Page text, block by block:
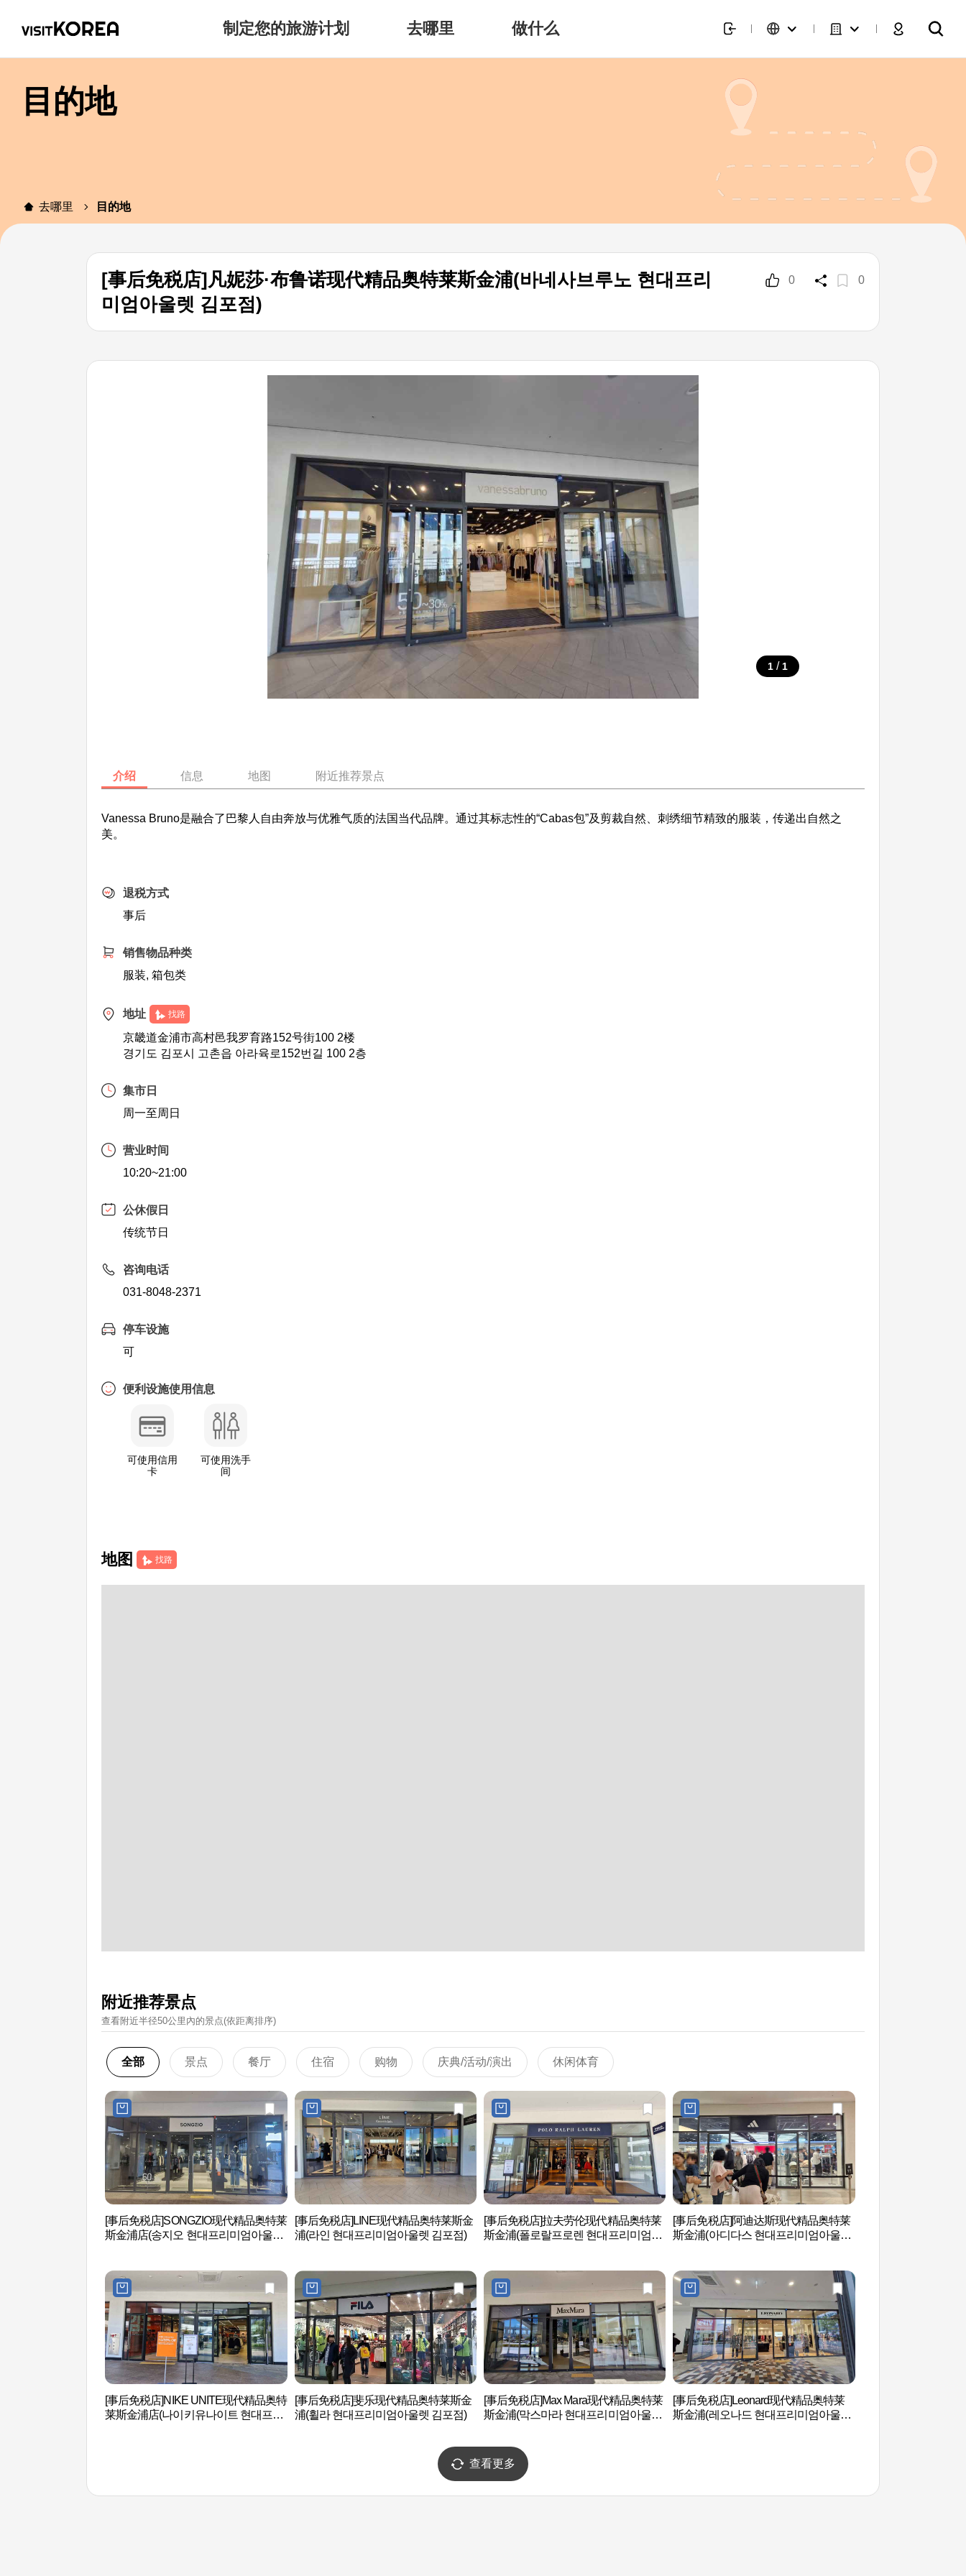
制定您的旅游计划 去哪里 做什么
目的地
去哪里 目的地
[事后免税店]凡妮莎·布鲁诺现代精品奥特莱斯金浦(바네사브루노 현대프리
미엄아울렛 김포점)
0 0
1 / 1
介绍 信息 地图 附近推荐景点
Vanessa Bruno是融合了巴黎人自由奔放与优雅气质的法国当代品牌。通过其标志性的“Cabas包”及剪裁自然、刺绣细节精致的服装，传递出自然之
美。
退税方式
事后
销售物品种类
服装, 箱包类
地址 找路
京畿道金浦市高村邑我罗育路152号街100 2楼
경기도 김포시 고촌읍 아라육로152번길 100 2층
集市日
周一至周日
营业时间
10:20~21:00
公休假日
传统节日
咨询电话
031-8048-2371
停车设施
可
便利设施使用信息
可使用信用
卡
可使用洗手
间
地图 找路
附近推荐景点
查看附近半径50公里內的景点(依距离排序)
全部 景点 餐厅 住宿 购物 庆典/活动/演出 休闲体育
[事后免税店]SONGZIO现代精品奥特莱
斯金浦店(송지오 현대프리미엄아울렛
[事后免税店]LINE现代精品奥特莱斯金
浦(라인 현대프리미엄아울렛 김포점)
[事后免税店]拉夫劳伦现代精品奥特莱
斯金浦(폴로랄프로렌 현대프리미엄아
[事后免税店]阿迪达斯现代精品奥特莱
斯金浦(아디다스 현대프리미엄아울렛
[事后免税店]NIKE UNITE现代精品奥特
莱斯金浦店(나이키유나이트 현대프리
[事后免税店]斐乐现代精品奥特莱斯金
浦(휠라 현대프리미엄아울렛 김포점)
[事后免税店]Max Mara现代精品奥特莱
斯金浦(막스마라 현대프리미엄아울렛
[事后免税店]Leonard现代精品奥特莱
斯金浦(레오나드 현대프리미엄아울렛
查看更多